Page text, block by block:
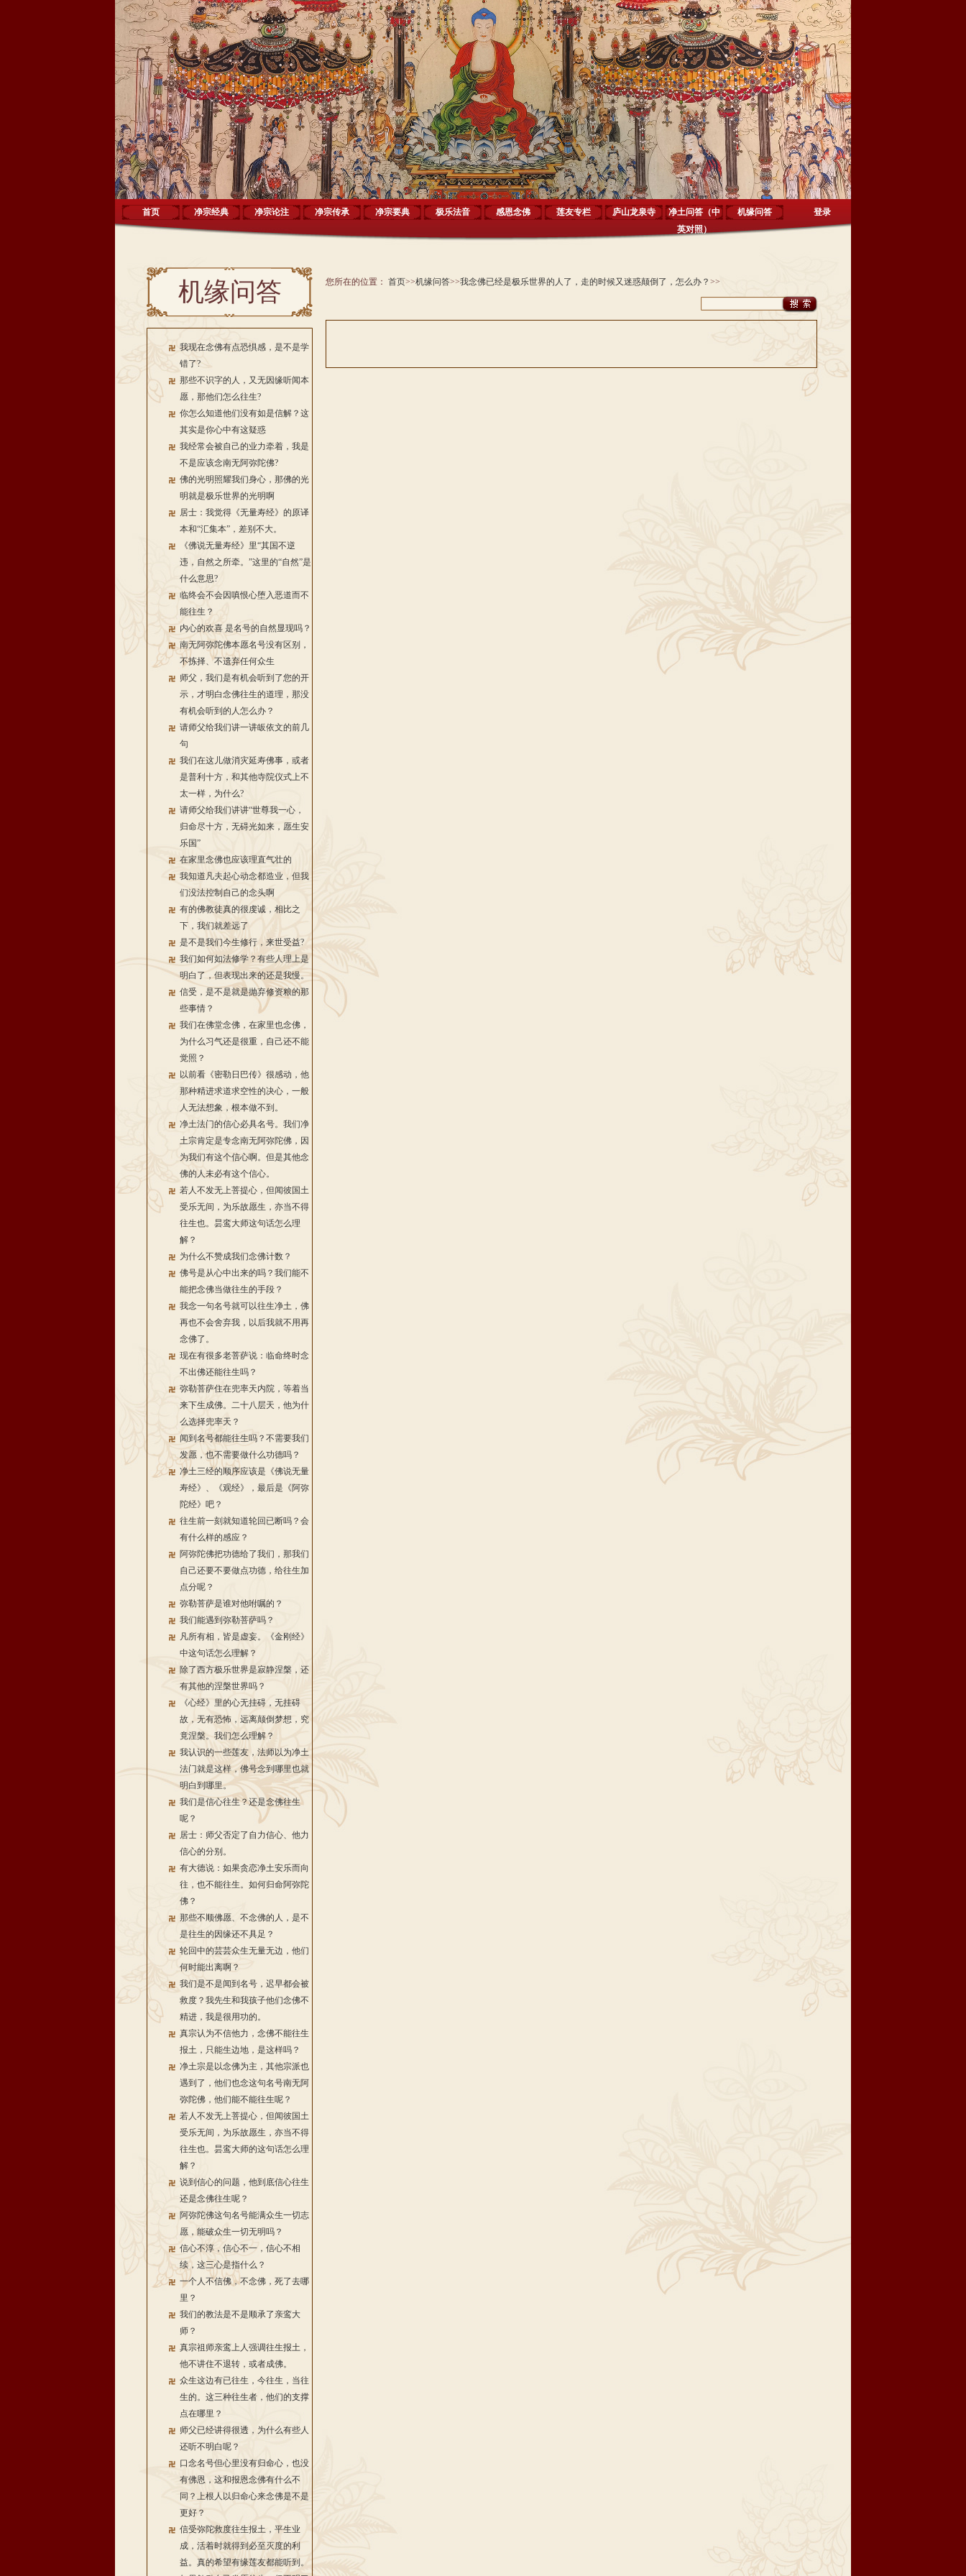
首页 净宗经典 净宗论注 净宗传承 净宗要典 极乐法音 感恩念佛 莲友专栏 庐山龙泉寺
净土问答（中
英对照）
机缘问答 登录
机缘问答
我现在念佛有点恐惧感，是不是学
错了?
那些不识字的人，又无因缘听闻本
愿，那他们怎么往生?
你怎么知道他们没有如是信解？这
其实是你心中有这疑惑
我经常会被自己的业力牵着，我是
不是应该念南无阿弥陀佛?
佛的光明照耀我们身心，那佛的光
明就是极乐世界的光明啊
居士：我觉得《无量寿经》的原译
本和“汇集本”，差别不大。
《佛说无量寿经》里“其国不逆
违，自然之所牵。”这里的“自然”是
什么意思?
临终会不会因嗔恨心堕入恶道而不
能往生？
内心的欢喜 是名号的自然显现吗？
南无阿弥陀佛本愿名号没有区别，
不拣择、不遗弃任何众生
师父，我们是有机会听到了您的开
示，才明白念佛往生的道理，那没
有机会听到的人怎么办？
请师父给我们讲一讲皈依文的前几
句
我们在这儿做消灾延寿佛事，或者
是普利十方，和其他寺院仪式上不
太一样，为什么?
请师父给我们讲讲“世尊我一心，
归命尽十方，无碍光如来，愿生安
乐国”
在家里念佛也应该理直气壮的
我知道凡夫起心动念都造业，但我
们没法控制自己的念头啊
有的佛教徒真的很虔诚，相比之
下，我们就差远了
是不是我们今生修行，来世受益?
我们如何如法修学？有些人理上是
明白了，但表现出来的还是我慢。
信受，是不是就是抛弃修资粮的那
些事情？
我们在佛堂念佛，在家里也念佛，
为什么习气还是很重，自己还不能
觉照？
以前看《密勒日巴传》很感动，他
那种精进求道求空性的决心，一般
人无法想象，根本做不到。
净土法门的信心必具名号。我们净
土宗肯定是专念南无阿弥陀佛，因
为我们有这个信心啊。但是其他念
佛的人未必有这个信心。
若人不发无上菩提心，但闻彼国土
受乐无间，为乐故愿生，亦当不得
往生也。昙鸾大师这句话怎么理
解？
为什么不赞成我们念佛计数？
佛号是从心中出来的吗？我们能不
能把念佛当做往生的手段？
我念一句名号就可以往生净土，佛
再也不会舍弃我，以后我就不用再
念佛了。
现在有很多老菩萨说：临命终时念
不出佛还能往生吗？
弥勒菩萨住在兜率天内院，等着当
来下生成佛。二十八层天，他为什
么选择兜率天？
闻到名号都能往生吗？不需要我们
发愿，也不需要做什么功德吗？
净土三经的顺序应该是《佛说无量
寿经》、《观经》，最后是《阿弥
陀经》吧？
往生前一刻就知道轮回已断吗？会
有什么样的感应？
阿弥陀佛把功德给了我们，那我们
自己还要不要做点功德，给往生加
点分呢？
弥勒菩萨是谁对他咐嘱的？
我们能遇到弥勒菩萨吗？
凡所有相，皆是虚妄。《金刚经》
中这句话怎么理解？
除了西方极乐世界是寂静涅槃，还
有其他的涅槃世界吗？
《心经》里的心无挂碍，无挂碍
故，无有恐怖，远离颠倒梦想，究
竟涅槃。我们怎么理解？
我认识的一些莲友，法师以为净土
法门就是这样，佛号念到哪里也就
明白到哪里。
我们是信心往生？还是念佛往生
呢？
居士：师父否定了自力信心、他力
信心的分别。
有大德说：如果贪恋净土安乐而向
往，也不能往生。如何归命阿弥陀
佛？
那些不顺佛愿、不念佛的人，是不
是往生的因缘还不具足？
轮回中的芸芸众生无量无边，他们
何时能出离啊？
我们是不是闻到名号，迟早都会被
救度？我先生和我孩子他们念佛不
精进，我是很用功的。
真宗认为不信他力，念佛不能往生
报土，只能生边地，是这样吗？
净土宗是以念佛为主，其他宗派也
遇到了，他们也念这句名号南无阿
弥陀佛，他们能不能往生呢？
若人不发无上菩提心，但闻彼国土
受乐无间，为乐故愿生，亦当不得
往生也。昙鸾大师的这句话怎么理
解？
说到信心的问题，他到底信心往生
还是念佛往生呢？
阿弥陀佛这句名号能满众生一切志
愿，能破众生一切无明吗？
信心不淳，信心不一，信心不相
续，这三心是指什么？
一个人不信佛，不念佛，死了去哪
里？
我们的教法是不是顺承了亲鸾大
师？
真宗祖师亲鸾上人强调往生报土，
他不讲住不退转，或者成佛。
众生这边有已往生，今往生，当往
生的。这三种往生者，他们的支撑
点在哪里？
师父已经讲得很透，为什么有些人
还听不明白呢？
口念名号但心里没有归命心，也没
有佛恩，这和报恩念佛有什么不
同？上根人以归命心来念佛是不是
更好？
信受弥陀救度往生报土，平生业
成，活着时就得到必至灭度的利
益。真的希望有缘莲友都能听到。
您所在的位置： 首页>>机缘问答>>我念佛已经是极乐世界的人了，走的时候又迷惑颠倒了，怎么办？ >>